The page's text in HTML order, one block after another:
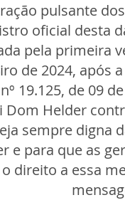
pulsante
oficial desta
pela primeira
de 2024, após
19.125, de 09
Dom Helder
sempre digna
e para que as
direito a essa